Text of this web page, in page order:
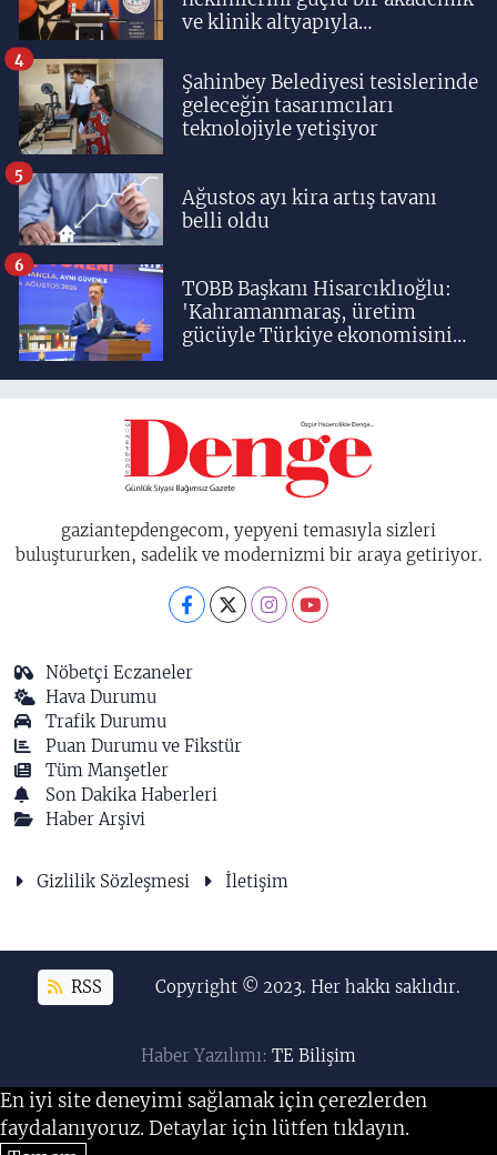
ve klinik altyapıyla
Şahinbey Belediyesi tesislerinde
geleceğin tasarımcıları
teknolojiyle yetişiyor
4
Ağustos ayı kira artış tavanı
belli oldu
5
TOBB Başkanı Hisarcıklıoğlu:
'Kahramanmaraş, üretim
gücüyle Türkiye ekonomisinin
birisidir'
6
gaziantepdengecom, yepyeni temasıyla sizleri
buluştururken, sadelik ve modernizmi bir araya getiriyor.
Nöbetçi Eczaneler
Hava Durumu
Trafik Durumu
Puan Durumu ve Fikstür
Tüm Manşetler
Son Dakika Haberleri
Haber Arşivi
Gizlilik Sözleşmesi İletişim
RSS Copyright © 2023. Her hakkı saklıdır.
Haber Yazılımı: TE Bilişim
En iyi site deneyimi sağlamak için çerezlerden
faydalanıyoruz. Detaylar için lütfen tıklayın.